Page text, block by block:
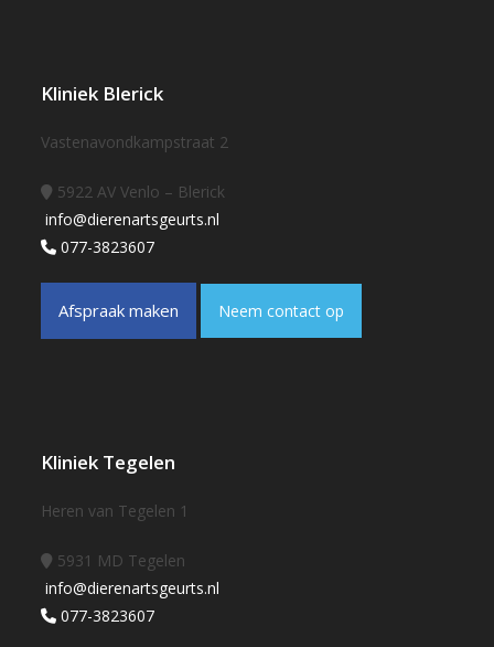
Kliniek Blerick
Vastenavondkampstraat 2
5922 AV Venlo – Blerick
info@dierenartsgeurts.nl
077-3823607
Afspraak maken Neem contact op
Kliniek Tegelen
Heren van Tegelen 1
5931 MD Tegelen
info@dierenartsgeurts.nl
077-3823607